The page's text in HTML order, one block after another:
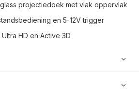
projectiedoek met vlak oppervlak
en 5-12V trigger
HD en Active 3D